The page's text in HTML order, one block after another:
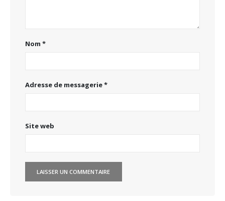
Nom *
Adresse de messagerie*
Site web